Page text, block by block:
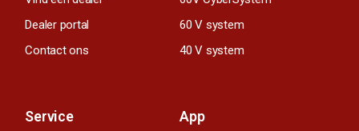
Dealer portal
Contact ons
60 V system
40 V system
Service App